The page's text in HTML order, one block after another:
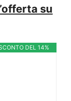
su
DEL 14%